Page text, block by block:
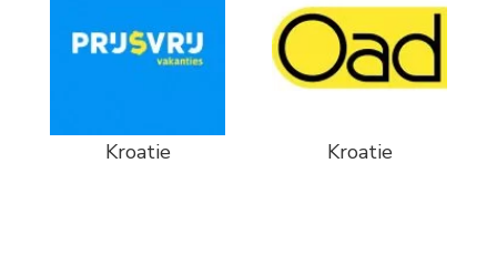
Kroatie Kroatie